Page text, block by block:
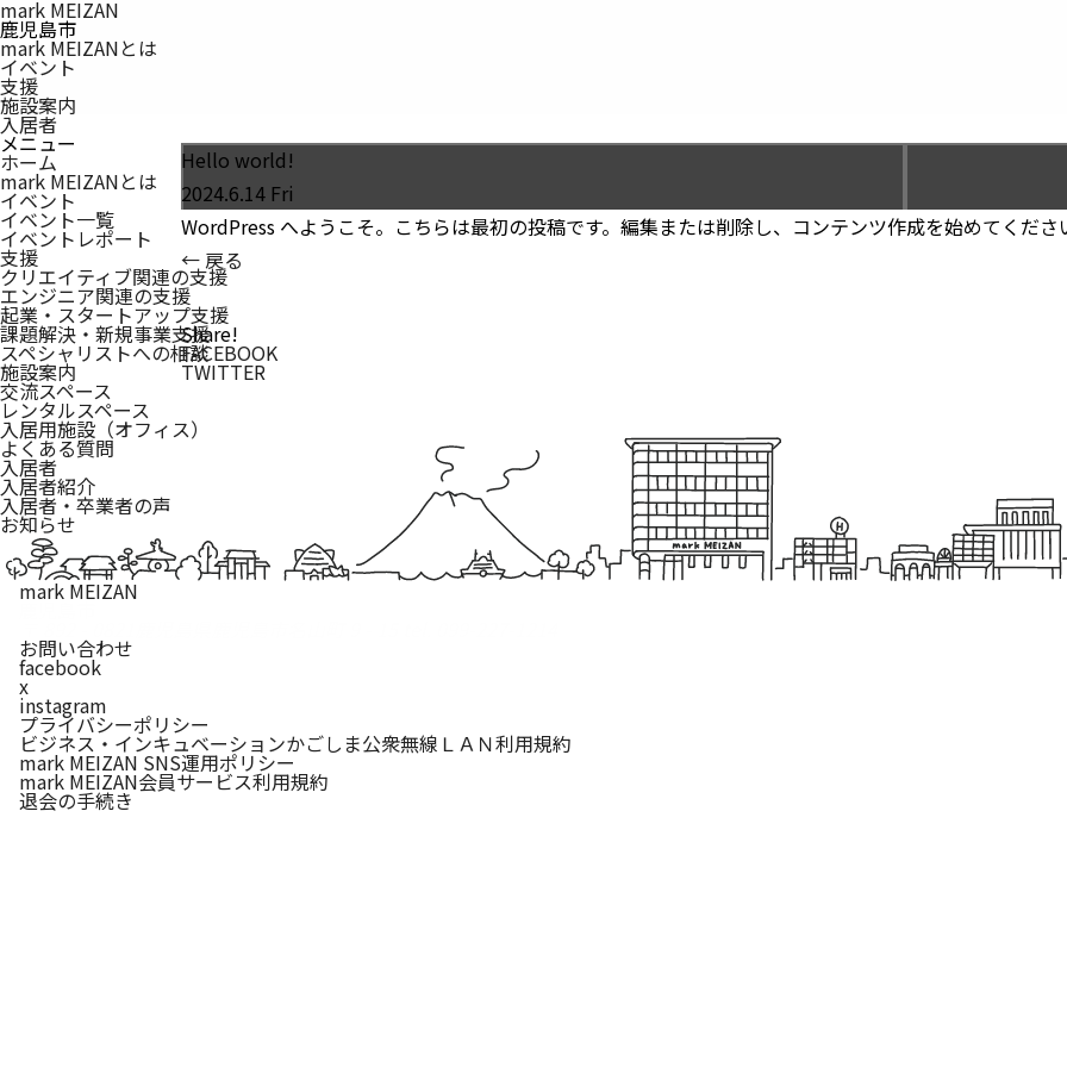
mark MEIZAN
鹿児島市
mark MEIZANとは
イベント
支援
施設案内
入居者
メニュー
ホーム
mark MEIZANとは
イベント
イベント一覧
イベントレポート
支援
クリエイティブ関連の支援
エンジニア関連の支援
起業・スタートアップ支援
課題解決・新規事業支援
スペシャリストへの相談
施設案内
交流スペース
レンタルスペース
入居用施設（オフィス）
よくある質問
入居者
入居者紹介
入居者・卒業者の声
お知らせ
Hello world!
2024.6.14 Fri
WordPress へようこそ。こちらは最初の投稿です。編集または削除し、コンテンツ作成を始めてくださ
← 戻る
Share!
FACEBOOK
TWITTER
mark MEIZAN
お問い合わせ
facebook
x
instagram
プライバシーポリシー
ビジネス・インキュベーションかごしま公衆無線ＬＡＮ利用規約
mark MEIZAN SNS運用ポリシー
mark MEIZAN会員サービス利用規約
退会の手続き